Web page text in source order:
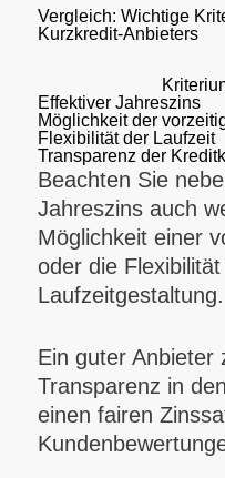
Vergleich: Wichtige
Kurzkredit-Anbieters
Effektiver Jahreszins
Möglichkeit der
Flexibilität der Laufzeit
Transparenz der
Beachten Sie
Jahreszins auch
Möglichkeit einer
oder die
Laufzeitgestaltung.
Ein guter Anbieter
Transparenz in
einen fairen